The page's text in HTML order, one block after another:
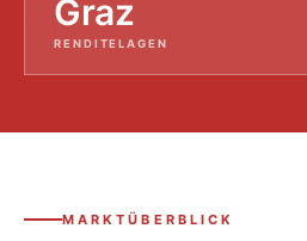
Graz
RENDITELAGEN
MARKTÜBERBLICK